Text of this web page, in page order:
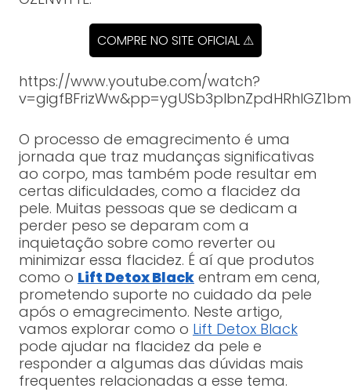
COMPRE NO SITE OFICIAL ⚠
https://www.youtube.com/watch?
O processo de emagrecimento é uma
jornada que traz mudanças significativas
ao corpo, mas também pode resultar em
certas dificuldades, como a flacidez da
pele. Muitas pessoas que se dedicam a
perder peso se deparam com a
inquietação sobre como reverter ou
minimizar essa flacidez. É aí que produtos
como o Lift Detox Blackentram em cena,
prometendo suporte no cuidado da pele
após o emagrecimento. Neste artigo,
vamos explorar como o Lift Detox Black
pode ajudar na flacidez da pele e
responder a algumas das dúvidas mais
frequentes relacionadas a esse tema.